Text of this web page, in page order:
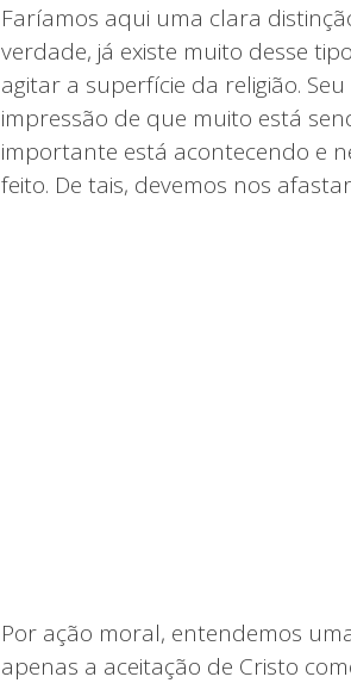
Faríamos aqui uma clara
verdade, já existe muito desse
agitar a superfície da religião.
impressão de que muito está
importante está acontecendo e
feito. De tais, devemos nos
Por ação moral, entendemos
apenas a aceitação de Cristo